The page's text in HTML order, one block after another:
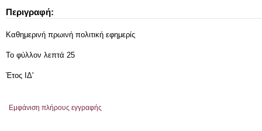
Περιγραφή:
Καθημερινή πρωινή πολιτική εφημερίς
Το φύλλον λεπτά 25
Έτος ΙΔ'
Εμφάνιση πλήρους εγγραφής